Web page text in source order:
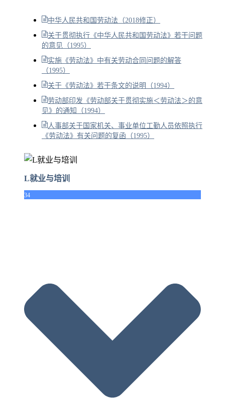
中华人民共和国劳动法（2018修正）
关于贯彻执行《中华人民共和国劳动法》若干问题
的意见（1995）
实施《劳动法》中有关劳动合同问题的解答
（1995）
关于《劳动法》若干条文的说明（1994）
劳动部印发《劳动部关于贯彻实施＜劳动法＞的意
见》的通知（1994）
人事部关于国家机关、事业单位工勤人员依照执行
《劳动法》有关问题的复函（1995）
L就业与培训
34